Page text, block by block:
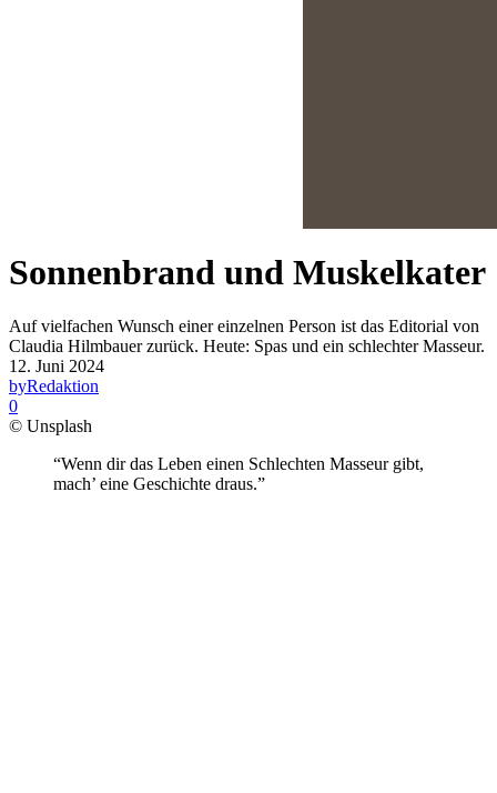
Sonnenbrand und Muskelkater
Auf vielfachen Wunsch einer einzelnen Person ist das Editorial von
Claudia Hilmbauer zurück. Heute: Spas und ein schlechter Masseur.
12. Juni 2024
byRedaktion
0
© Unsplash
“Wenn dir das Leben einen Schlechten Masseur gibt,
mach’ eine Geschichte draus.”